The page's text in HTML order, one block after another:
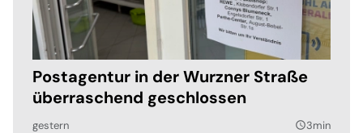
Postagentur in der Wurzner Straße
überraschend geschlossen
gestern query_builder3min